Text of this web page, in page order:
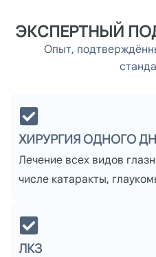
ЭКСПЕРТНЫЙ
Опыт,
ХИРУРГИЯ ОДНОГО
Лечение всех видов
числе катаракты,
ЛКЗ